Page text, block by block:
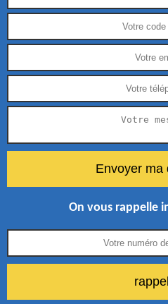
On vous rappelle